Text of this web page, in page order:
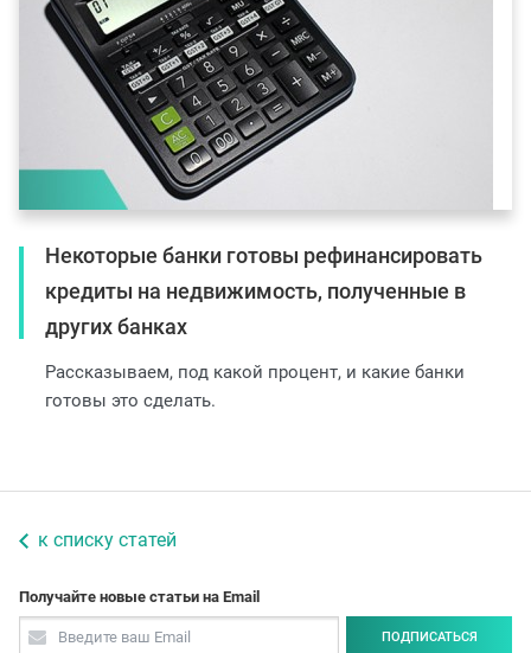
Некоторые банки готовы рефинансировать
кредиты на недвижимость, полученные в
других банках
Рассказываем, под какой процент, и какие банки
готовы это сделать.
к списку статей
Получайте новые статьи на Email
ПОДПИСАТЬСЯ